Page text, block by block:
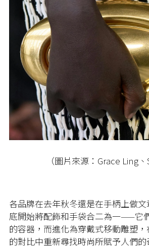
（圖片來源：Grace Ling
各品牌在去年秋冬還是在手柄上做
底開始將配飾和手袋合二為一——它
的容器，而進化為穿戴式移動雕塑
的對比中重新尋找時尚所賦予人們的